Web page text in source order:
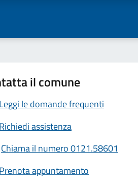
il comune
Leggi le domande frequenti
Richiedi assistenza
Chiama il numero 0121.58601
Prenota appuntamento